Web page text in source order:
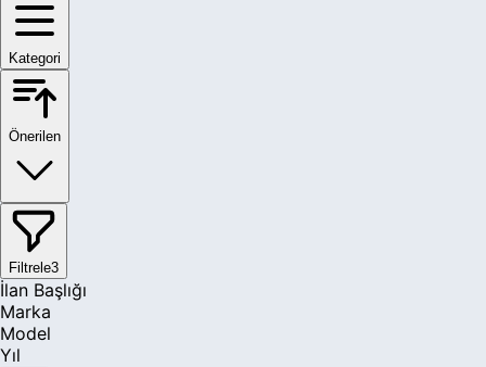
Kategori
Önerilen
Filtrele3
İlan Başlığı
Marka
Model
Yıl